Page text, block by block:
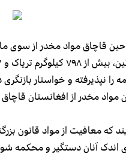
قاچاق مواد مخدر از سوی
را نپذیرفته و خواستار
مخدر از افغانستان
که معافیت از مواد قانون
آنان دستگیر و محکمه